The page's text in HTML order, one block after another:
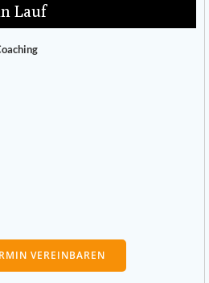
Lauf
VEREINBAREN